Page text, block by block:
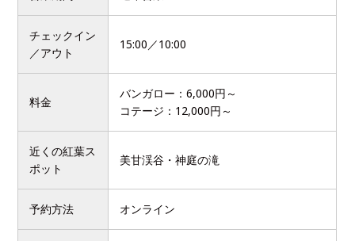
チェックイン
／アウト
15:00／10:00
料金
バンガロー：6,000円～
コテージ：12,000円～
近くの紅葉ス
ポット
美甘渓谷・神庭の滝
予約方法 オンライン